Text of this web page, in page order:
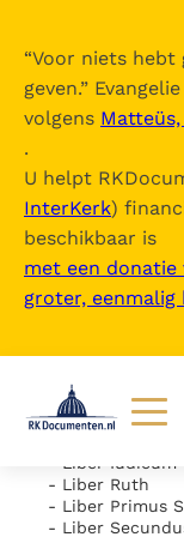
“Voor niets hebt
geven.”
volgens
.
U helpt
InterKerk)
beschikbaar is
met een donatie
groter, eenmalig
Lezen
Documenten
Nova
Inhoudsopgave
uitklappen
- Vetus
- Liber Exodus
- Liber Numeri
- Liber
- Liber Iudicum
- Liber Ruth
- Liber Primus
- Liber
- Caput 1